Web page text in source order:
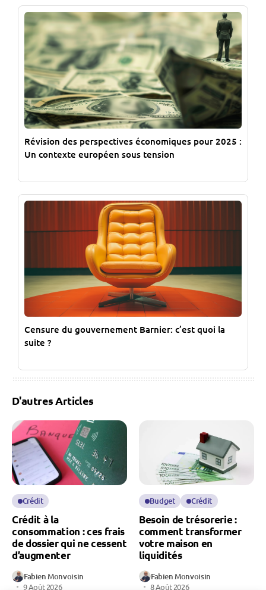
Révision des perspectives économiques pour 2025 :
Un contexte européen sous tension
Censure du gouvernement Barnier: c’est quoi la
suite ?
D'autres Articles
Crédit
Crédit à la
consommation : ces frais
de dossier qui ne cessent
d’augmenter
Fabien Monvoisin
9 Août 2026
Budget Crédit
Besoin de trésorerie :
comment transformer
votre maison en
liquidités
Fabien Monvoisin
8 Août 2026